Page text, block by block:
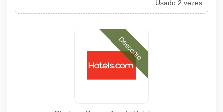
Usado 2 vezes
Desconto